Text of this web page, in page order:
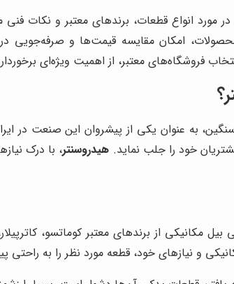
مورد انواع قطعات، برندهای معتبر و نکات
امکان مقایسه قیمت‌ها و صرفه‌جویی در
فروشگاه‌های معتبر، از اهمیت ویژه‌ای
به عنوان یکی از پیشروان این صنعت در
خود را جلب نماید. هیدروسنتر، با درک
بیل مکانیکی از برندهای معتبر کوماتسو،
و نیازهای خود، قطعه مورد نظر را به راحتی